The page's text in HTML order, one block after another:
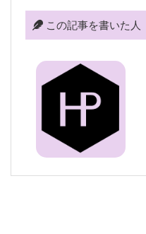
この記事を書いた人